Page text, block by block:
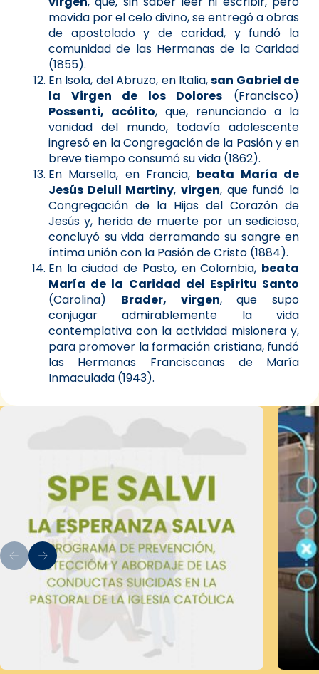
movida por el celo divino, se entregó a obras
de apostolado y de caridad, y fundó la
comunidad de las Hermanas de la Caridad
(1855).
En Isola, del Abruzo, en Italia,san Gabriel de
la Virgen de los Dolores (Francisco)
Possenti, acólito, que, renunciando a la
vanidad del mundo, todavía adolescente
ingresó en la Congregación de la Pasión y en
breve tiempo consumó su vida (1862).
En Marsella, en Francia, beata María de
Jesús Deluil Martiny,virgen, que fundó la
Congregación de la Hijas del Corazón de
Jesús y, herida de muerte por un sedicioso,
concluyó su vida derramando su sangre en
íntima unión con la Pasión de Cristo (1884).
En la ciudad de Pasto, en Colombia, beata
María de la Caridad del Espíritu Santo
(Carolina) Brader, virgen, que supo
conjugar admirablemente la vida
contemplativa con la actividad misionera y,
para promover la formación cristiana, fundó
las Hermanas Franciscanas de María
Inmaculada (1943).